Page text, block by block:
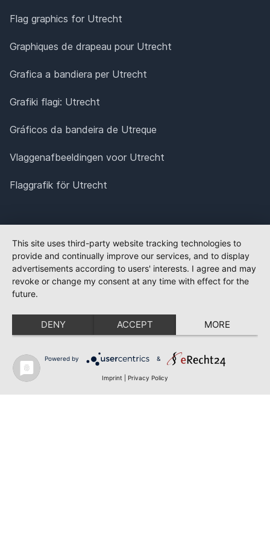
Flag graphics for Utrecht
Graphiques de drapeau pour Utrecht
Grafica a bandiera per Utrecht
Grafiki flagi: Utrecht
Gráficos da bandeira de Utreque
Vlaggenafbeeldingen voor Utrecht
Flaggrafik för Utrecht
This site uses third-party website tracking technologies to
provide and continually improve our services, and to display
advertisements according to users' interests. I agree and may
revoke or change my consent at any time with effect for the
future.
DENY ACCEPT MORE
Powered by &
Imprint Privacy Policy